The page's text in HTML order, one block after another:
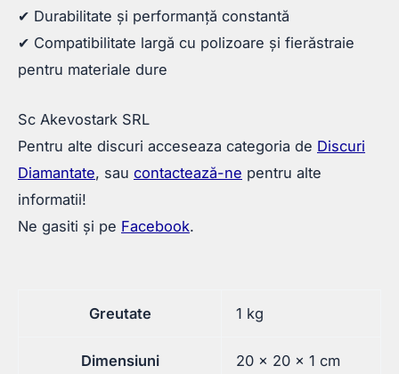
✔ Durabilitate și performanță constantă
✔ Compatibilitate largă cu polizoare și fierăstraie
pentru materiale dure
Sc Akevostark SRL
Pentru alte discuri acceseaza categoria de Discuri
Diamantate, sau contactează-ne pentru alte
informatii!
Ne gasiti și pe Facebook.
Greutate 1 kg
Dimensiuni 20 × 20 × 1 cm